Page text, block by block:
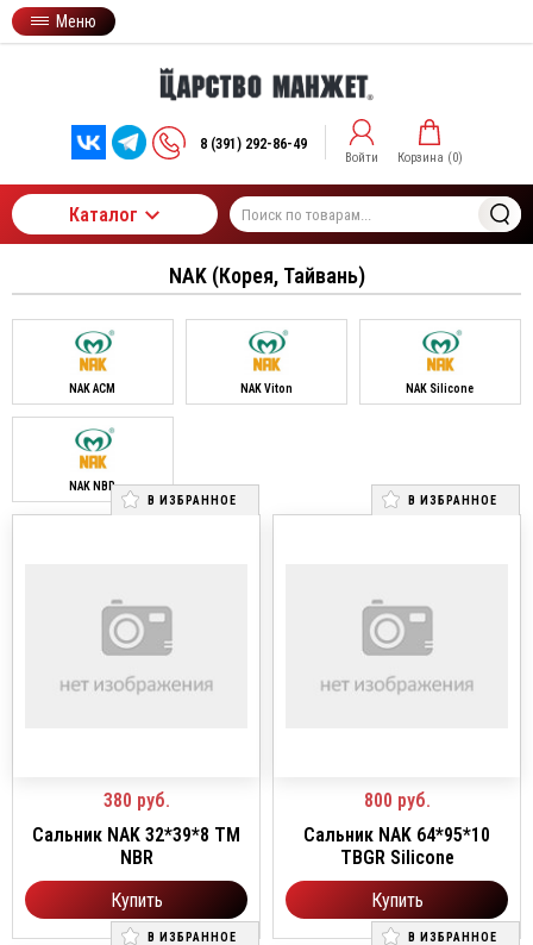
Меню
8 (391) 292-86-49
Войти Корзина (0)
Каталог
NAK (Корея, Тайвань)
NAK ACM NAK Viton NAK Silicone
NAK NBR
В ИЗБРАННОЕ
380 руб.
Сальник NAK 32*39*8 TM
NBR
Купить
В ИЗБРАННОЕ
800 руб.
Сальник NAK 64*95*10
TBGR Silicone
Купить
В ИЗБРАННОЕ В ИЗБРАННОЕ